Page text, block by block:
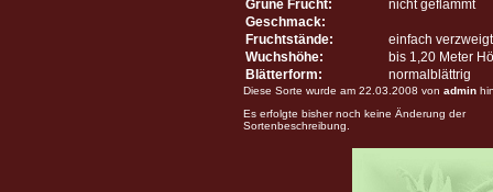
Grüne Frucht:
nicht geflammt
Geschmack:
Fruchtstände:
einfach verzweigt
Wuchshöhe:
bis 1,20 Meter
Blätterform:
normalblättrig
Diese Sorte wurde am 22.03.2008 von admin
Es erfolgte bisher noch keine Änderung der
Sortenbeschreibung.